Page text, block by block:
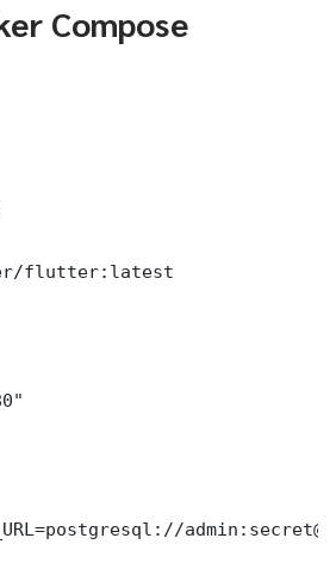
Compose
flutter:latest